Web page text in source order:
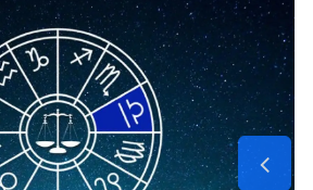
Zonguldak
Aksaray
Bayburt
Karaman